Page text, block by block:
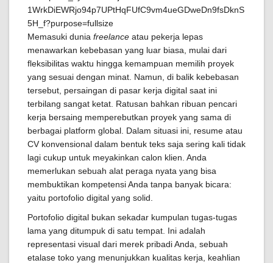
Memasuki dunia freelance atau pekerja lepas
menawarkan kebebasan yang luar biasa, mulai dari
fleksibilitas waktu hingga kemampuan memilih proyek
yang sesuai dengan minat. Namun, di balik kebebasan
tersebut, persaingan di pasar kerja digital saat ini
terbilang sangat ketat. Ratusan bahkan ribuan pencari
kerja bersaing memperebutkan proyek yang sama di
berbagai platform global. Dalam situasi ini, resume atau
CV konvensional dalam bentuk teks saja sering kali tidak
lagi cukup untuk meyakinkan calon klien. Anda
memerlukan sebuah alat peraga nyata yang bisa
membuktikan kompetensi Anda tanpa banyak bicara:
yaitu portofolio digital yang solid.
Portofolio digital bukan sekadar kumpulan tugas-tugas
lama yang ditumpuk di satu tempat. Ini adalah
representasi visual dari merek pribadi Anda, sebuah
etalase toko yang menunjukkan kualitas kerja, keahlian